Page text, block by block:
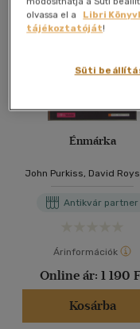
Énmárka
John Purkiss, David
Antikvár partner
Árinformációk
Online ár: 1 190
Kosárba
olvassa el a
Libri
tájékoztatóját!
Süti